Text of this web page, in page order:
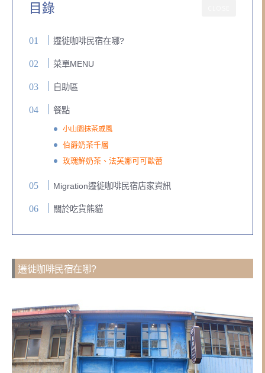
目錄
遷徙咖啡民宿在哪?
菜單MENU
自助區
餐點
小山園抹茶戚風
伯爵奶茶千層
玫瑰鮮奶茶、法芙娜可可歐蕾
Migration遷徙咖啡民宿店家資訊
關於吃貨熊貓
遷徙咖啡民宿在哪?